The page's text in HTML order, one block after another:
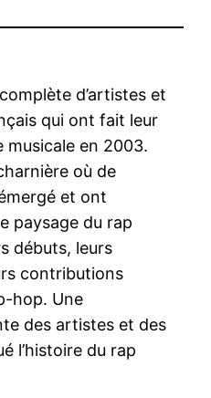
d’artistes et
qui ont fait leur
musicale en 2003.
où de
et ont
paysage du rap
débuts, leurs
contributions
hop. Une
des artistes et des
l’histoire du rap